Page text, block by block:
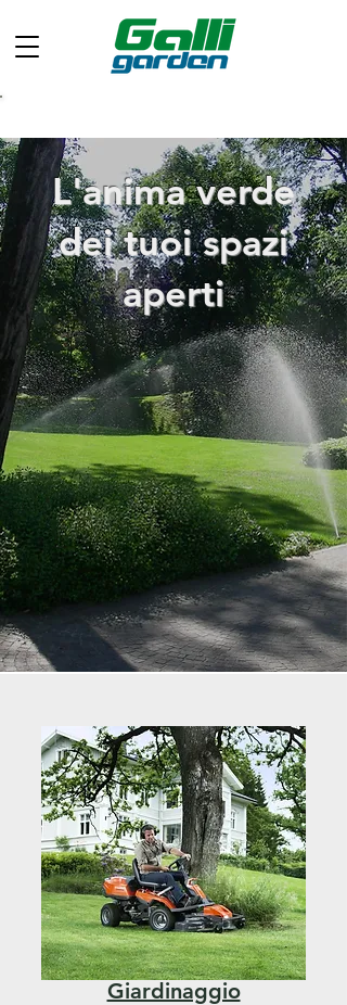
L'anima verde
dei tuoi spazi
aperti
Giardinaggio